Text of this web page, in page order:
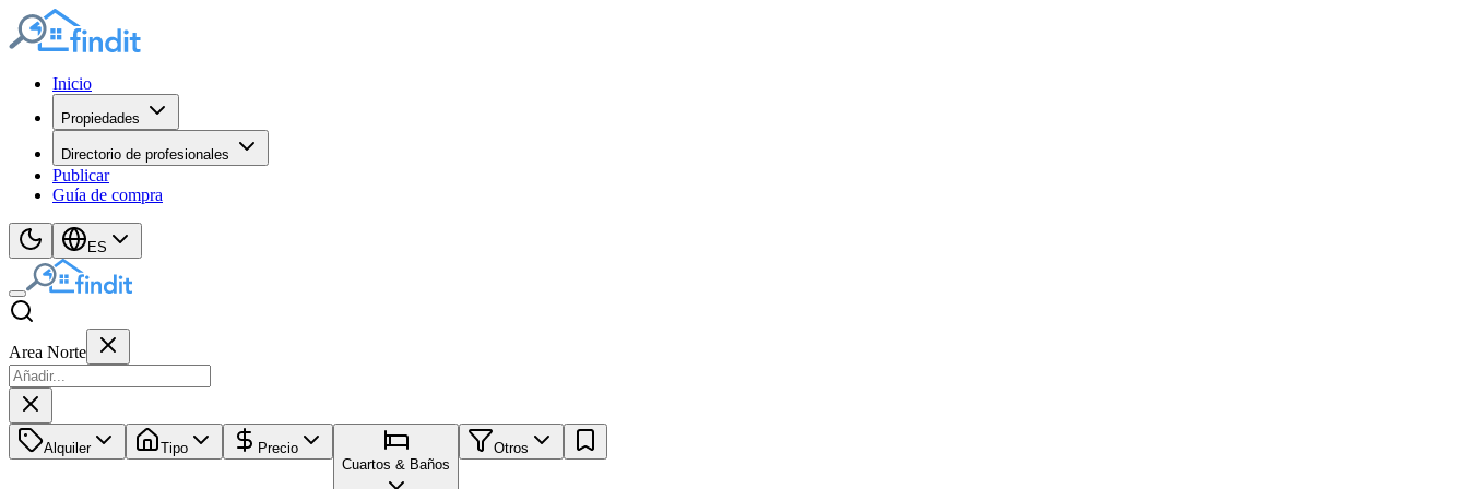
Inicio
Propiedades
Directorio de profesionales
Publicar
Guía de compra
ES
Area Norte
Alquiler Tipo
Precio
Cuartos & Baños
Otros